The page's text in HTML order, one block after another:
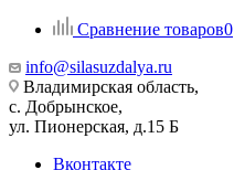
Сравнение товаров0
info@silasuzdalya.ru
Владимирская область,
с. Добрынское,
ул. Пионерская, д.15 Б
Вконтакте